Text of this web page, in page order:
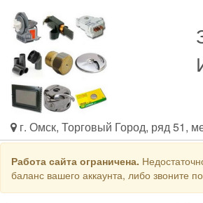
г. Омск, Торговый Город, ряд 51,
Работа сайта ограничена.
баланс вашего аккаунта, либо звоните